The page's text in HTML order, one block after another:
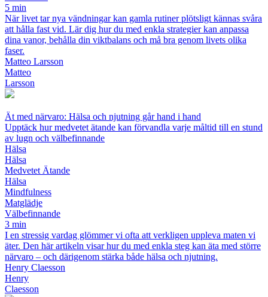
5 min
När livet tar nya vändningar kan gamla rutiner plötsligt kännas svåra
att hålla fast vid. Lär dig hur du med enkla strategier kan anpassa
dina vanor, behålla din viktbalans och må bra genom livets olika
faser.
Matteo Larsson
Matteo
Larsson
Ät med närvaro: Hälsa och njutning går hand i hand
Upptäck hur medvetet ätande kan förvandla varje måltid till en stund
av lugn och välbefinnande
Hälsa
Hälsa
Medvetet Ätande
Hälsa
Mindfulness
Matglädje
Välbefinnande
3 min
I en stressig vardag glömmer vi ofta att verkligen uppleva maten vi
äter. Den här artikeln visar hur du med enkla steg kan äta med större
närvaro – och därigenom stärka både hälsa och njutning.
Henry Claesson
Henry
Claesson